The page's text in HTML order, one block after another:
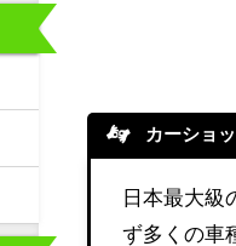
カーショ
日本最大級
ず多くの車